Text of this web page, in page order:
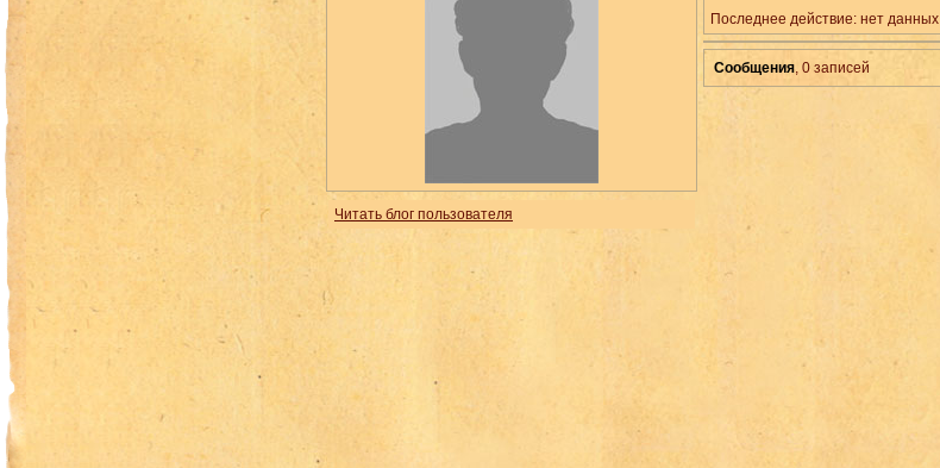
Читать блог пользователя
Последнее действие: нет данных
Сообщения, 0 записей